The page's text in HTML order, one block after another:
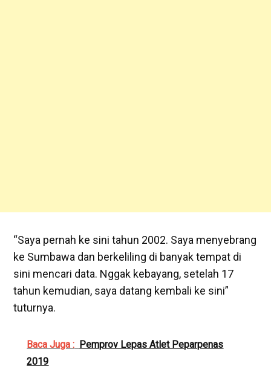
“Saya pernah ke sini tahun 2002. Saya menyebrang
ke Sumbawa dan berkeliling di banyak tempat di
sini mencari data. Nggak kebayang, setelah 17
tahun kemudian, saya datang kembali ke sini”
tuturnya.
Baca Juga : Pemprov Lepas Atlet Peparpenas
2019